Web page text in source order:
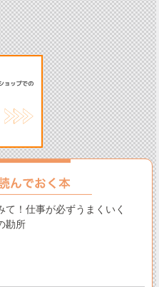
て！仕事が必ずうまくいく
勘所